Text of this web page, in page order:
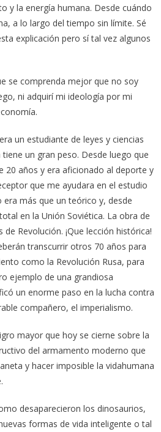
y la energía humana. Desde cuándo
a lo largo del tiempo sin límite. Sé
explicación pero sí tal vez algunos
se comprenda mejor que no soy
ni adquirí mi ideología por mi
un estudiante de leyes y ciencias
un gran peso. Desde luego que
20 años y era aficionado al deporte y
que me ayudara en el estudio
más que un teórico y, desde
en la Unión Soviética. La obra de
Revolución. ¡Que lección histórica!
transcurrir otros 70 años para
como la Revolución Rusa, para
ejemplo de una grandiosa
un enorme paso en la lucha contra
compañero, el imperialismo.
mayor que hoy se cierne sobre la
del armamento moderno que
y hacer imposible la vidahumana
desaparecieron los dinosaurios,
formas de vida inteligente o tal